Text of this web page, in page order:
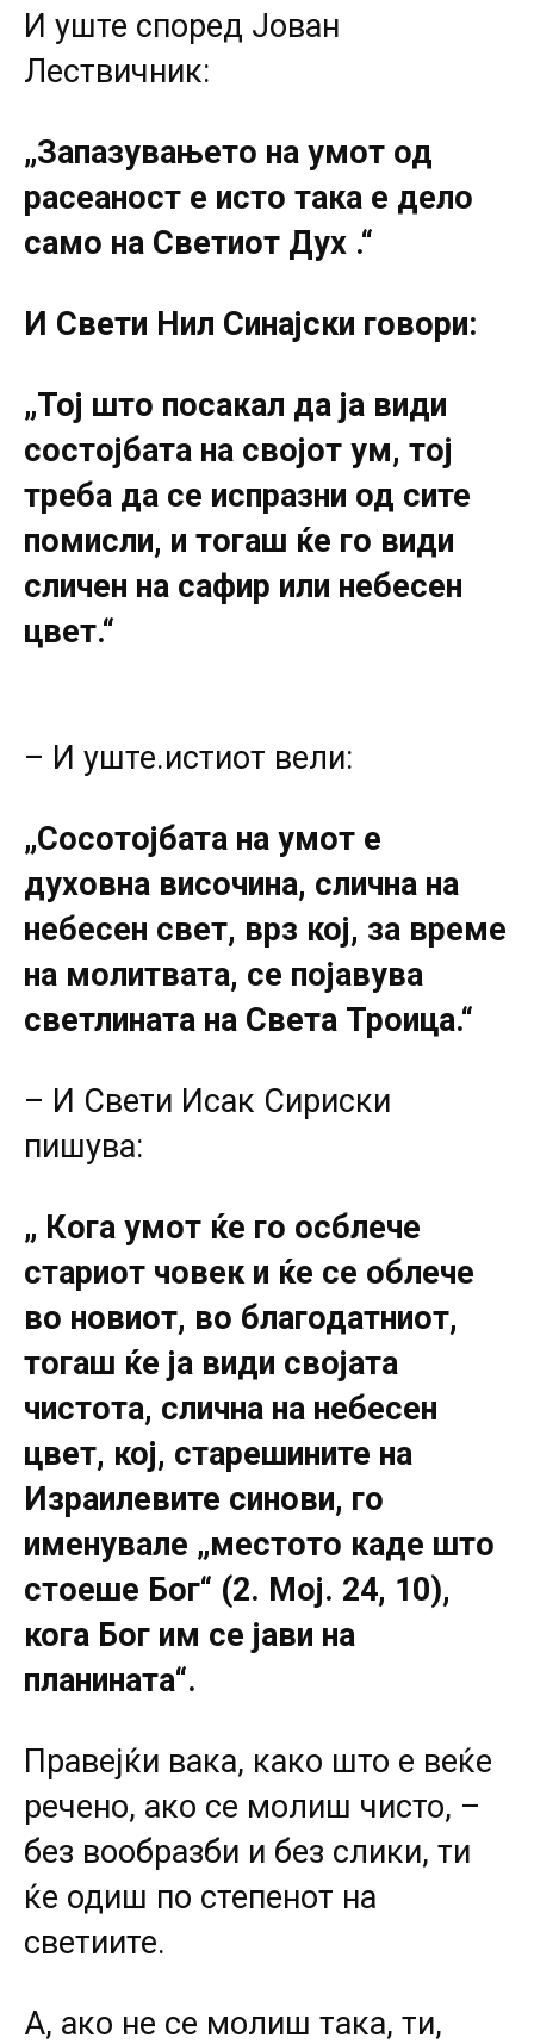
И уште според Јован
Лествичник:
„Запазувањето на умот од
расеаност е исто така е дело
само на Светиот Дух .“
И Свети Нил Синајски говори:
„Тој што посакал да ја види
состојбата на својот ум, тој
треба да се испразни од сите
помисли, и тогаш ќе го види
сличен на сафир или небесен
цвет.“
– И уште.истиот вели:
„Сосотојбата на умот е
духовна височина, слична на
небесен свет, врз кој, за време
на молитвата, се појавува
светлината на Света Троица.“
– И Свети Исак Сириски
пишува:
„ Кога умот ќе го осблече
стариот човек и ќе се облече
во новиот, во благодатниот,
тогаш ќе ја види својата
чистота, слична на небесен
цвет, кој, старешините на
Израилевите синови, го
именувале „местото каде што
стоеше Бог“ (2. Мој. 24, 10),
кога Бог им се јави на
планината“.
Правејќи вака, како што е веќе
речено, ако се молиш чисто, –
без вообразби и без слики, ти
ќе одиш по степенот на
светиите.
А, ако не се молиш така, ти,